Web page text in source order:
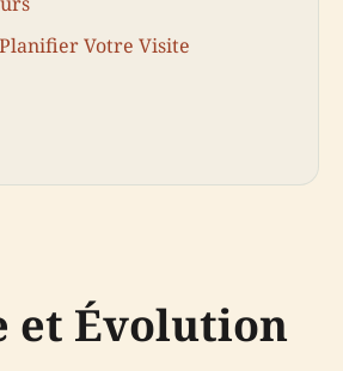
Votre Visite
et Évolution